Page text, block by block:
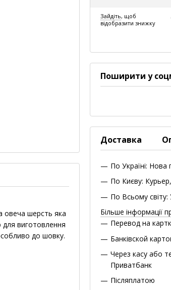
овеча шерсть яка
виготовлення
до шовку.
Зайдіть, щоб
відобразити знижку
Поширити у
Доставка
По Україні:
По Києву:
По Всьому
Більше інформації
Перевод на
Банківской
Через касу або
Приватбанк
Післяплатою